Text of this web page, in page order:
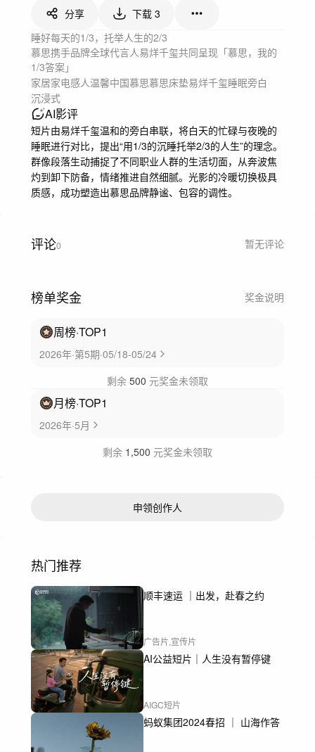
分享 下载 3
睡好每天的1/3，托举人生的2/3
慕思携手品牌全球代言人易烊千玺共同呈现「慕思，我的
1/3答案」
家居家电感人温馨中国慕思慕思床垫易烊千玺睡眠旁白
沉浸式
AI影评
短片由易烊千玺温和的旁白串联，将白天的忙碌与夜晚的
睡眠进行对比，提出“用1/3的沉睡托举2/3的人生”的理念。
群像段落生动捕捉了不同职业人群的生活切面，从奔波焦
灼到卸下防备，情绪推进自然细腻。光影的冷暖切换极具
质感，成功塑造出慕思品牌静谧、包容的调性。
评论0 暂无评论
榜单奖金 奖金说明
周榜·TOP1
2026年·第5期·05/18-05/24
剩余 500 元奖金未领取
月榜·TOP1
2026年·5月
剩余 1,500 元奖金未领取
申领创作人
热门推荐
顺丰速运 ｜出发，赴春之约
广告片,宣传片
AI公益短片｜人生没有暂停键
AIGC短片
蚂蚁集团2024春招 ｜ 山海作答